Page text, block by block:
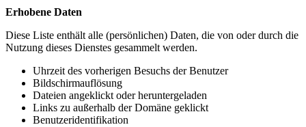
Erhobene Daten
Diese Liste enthält alle (persönlichen) Daten, die von oder durch die
Nutzung dieses Dienstes gesammelt werden.
Uhrzeit des vorherigen Besuchs der Benutzer
Bildschirmauflösung
Dateien angeklickt oder heruntergeladen
Links zu außerhalb der Domäne geklickt
Benutzeridentifikation